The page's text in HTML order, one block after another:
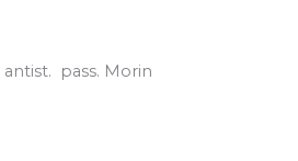
pass. Morin